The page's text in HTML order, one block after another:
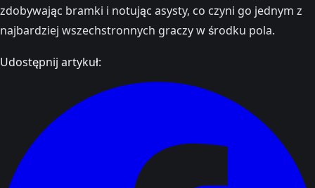
zdobywając bramki i notując asysty, co czyni go jednym z
najbardziej wszechstronnych graczy w środku pola.
Udostępnij artykuł: